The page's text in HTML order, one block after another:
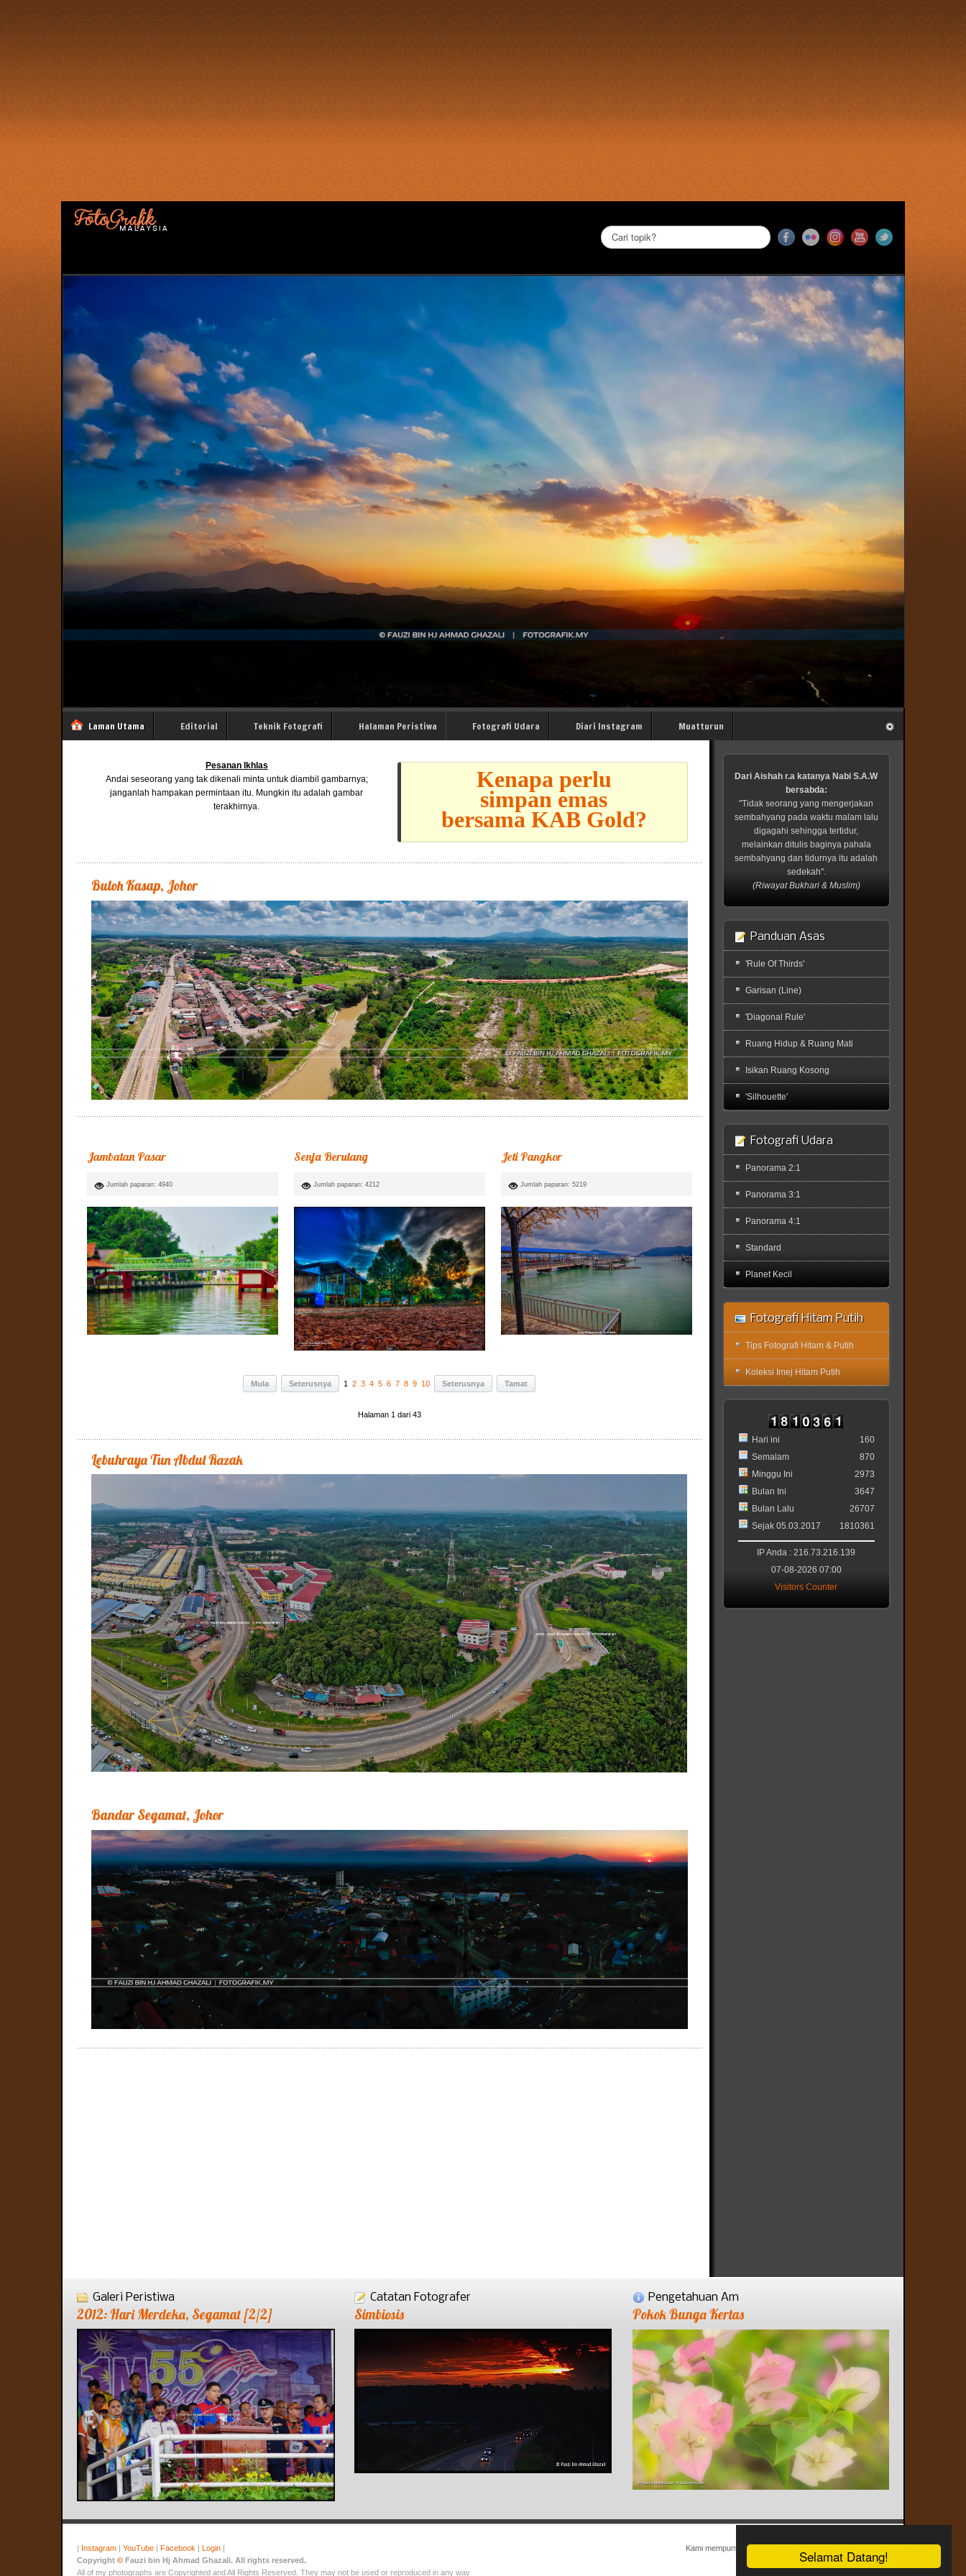
Selamat Datang!
Cari...
Laman Utama Editorial Teknik Fotografi Halaman Peristiwa Fotografi Udara Diari Instagram Muatturun
Pesanan Ikhlas
Andai seseorang yang tak dikenali minta untuk diambil gambarnya;
janganlah hampakan permintaan itu. Mungkin itu adalah gambar
terakhirnya.
Kenapa perlu
simpan emas
bersama KAB Gold?
Buloh Kasap, Johor
Jambatan Pasar
Jumlah paparan: 4940
Senja Berulang
Jumlah paparan: 4212
Jeti Pangkor
Jumlah paparan: 5219
Mula Seterusnya 1 2 3 4 5 6 7 8 9 10 Seterusnya Tamat
Halaman 1 dari 43
Lebuhraya Tun Abdul Razak
Bandar Segamat, Johor
Dari Aishah r.a katanya Nabi S.A.W
bersabda:
"Tidak seorang yang mengerjakan
sembahyang pada waktu malam lalu
digagahi sehingga tertidur,
melainkan ditulis baginya pahala
sembahyang dan tidurnya itu adalah
sedekah".
(Riwayat Bukhari & Muslim)
Panduan Asas
'Rule Of Thirds'
Garisan (Line)
'Diagonal Rule'
Ruang Hidup & Ruang Mati
Isikan Ruang Kosong
'Silhouette'
Fotografi Udara
Panorama 2:1
Panorama 3:1
Panorama 4:1
Standard
Planet Kecil
Fotografi Hitam Putih
Tips Fotografi Hitam & Putih
Koleksi Imej Hitam Putih
Hari ini
Semalam
Minggu Ini
Bulan Ini
Bulan Lalu
Sejak 05.03.2017
160
870
2973
3647
26707
1810361
IP Anda : 216.73.216.139
07-08-2026 07:00
Visitors Counter
Galeri Peristiwa
2012: Hari Merdeka, Segamat [2/2]
Catatan Fotografer
Simbiosis
Pengetahuan Am
Pokok Bunga Kertas
| Instagram | YouTube | Facebook | Login |
Copyright © Fauzi bin Hj Ahmad Ghazali. All rights reserved.
All of my photographs are Copyrighted and All Rights Reserved. They may not be used or reproduced in any way
Kami mempunyai 36 pengunjung dan tiada ahli dalam talian